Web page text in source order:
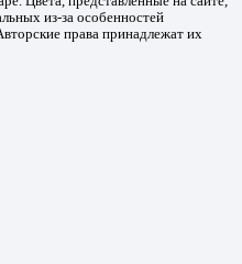
из-за особенностей
права принадлежат их